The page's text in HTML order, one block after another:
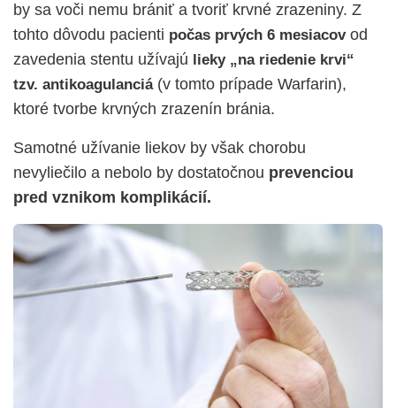
by sa voči nemu brániť a tvoriť krvné zrazeniny. Z
tohto dôvodu pacienti počas prvých 6 mesiacovod
zavedenia stentu užívajú
lieky „na riedenie krvi“
tzv. antikoagulanciá(v tomto prípade Warfarin),
ktoré tvorbe krvných zrazenín bránia.
Samotné užívanie liekov by však chorobu
nevyliečilo a nebolo by dostatočnou prevenciou
pred vznikom komplikácií.